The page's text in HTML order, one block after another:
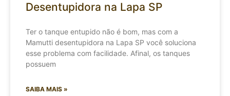
Desentupidora na Lapa SP
Ter o tanque entupido não é bom, mas com a
Mamutti desentupidora na Lapa SP você soluciona
esse problema com facilidade. Afinal, os tanques
possuem
SAIBA MAIS »